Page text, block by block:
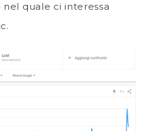
nel quale ci interessa